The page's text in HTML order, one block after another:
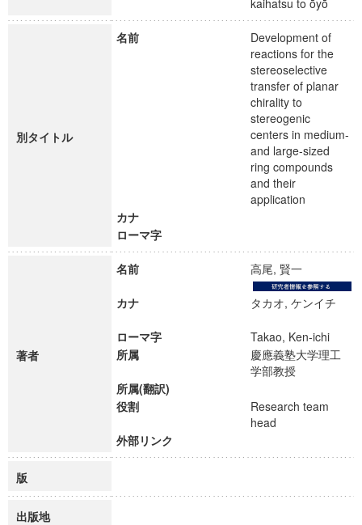
kaihatsu to ōyō
別タイトル
名前
Development of
reactions for the
stereoselective
transfer of planar
chirality to
stereogenic
centers in medium-
and large-sized
ring compounds
and their
application
カナ
ローマ字
著者
名前 高尾, 賢一
カナ タカオ, ケンイチ
ローマ字
Takao, Ken-ichi
所属
慶應義塾大学理工
学部教授
所属(翻訳)
役割
Research team
head
外部リンク
版
出版地